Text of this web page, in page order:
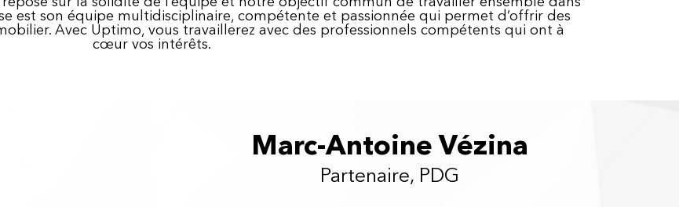
est son équipe multidisciplinaire, compétente et passionnée qui permet d’offrir des
Avec Uptimo, vous travaillerez avec des professionnels compétents qui ont à
cœur vos intérêts.
Marc-Antoine Vézina
Partenaire, PDG